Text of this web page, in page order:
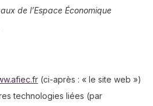
de l’Espace Économique
(ci-après : « le site web »)
technologies liées (par